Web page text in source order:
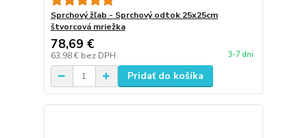
Sprchový žľab - Sprchový odtok 25x25cm
štvorcová mriežka
78,69 €
63,98 € bez DPH 3-7 dni
Pridať do košíka